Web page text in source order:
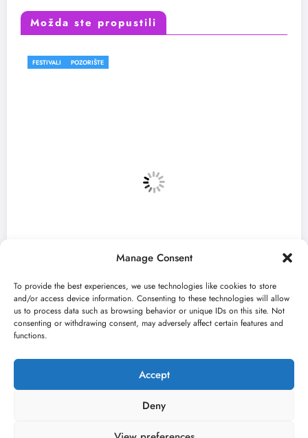
Manage Consent
To provide the best experiences, we use technologies like cookies to store
and/or access device information. Consenting to these technologies will allow
us to process data such as browsing behavior or unique IDs on this site. Not
consenting or withdrawing consent, may adversely affect certain features and
functions.
Accept
Deny
Možda ste propustili
FESTIVALI
„Najveći mali festival u Vojvodini“ i ovog
Kulturni kišobran